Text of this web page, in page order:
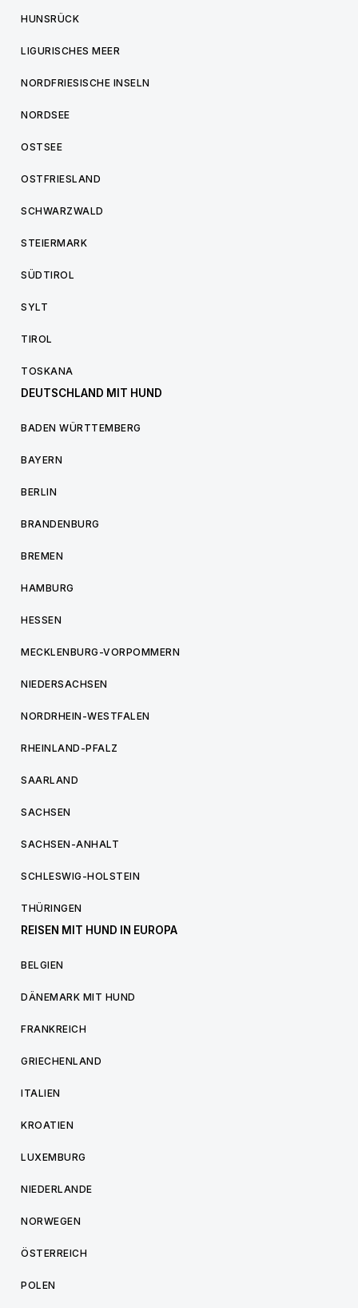
HUNSRÜCK
LIGURISCHES MEER
NORDFRIESISCHE INSELN
NORDSEE
OSTSEE
OSTFRIESLAND
SCHWARZWALD
STEIERMARK
SÜDTIROL
SYLT
TIROL
TOSKANA
DEUTSCHLAND MIT HUND
BADEN WÜRTTEMBERG
BAYERN
BERLIN
BRANDENBURG
BREMEN
HAMBURG
HESSEN
MECKLENBURG-VORPOMMERN
NIEDERSACHSEN
NORDRHEIN-WESTFALEN
RHEINLAND-PFALZ
SAARLAND
SACHSEN
SACHSEN-ANHALT
SCHLESWIG-HOLSTEIN
THÜRINGEN
REISEN MIT HUND IN EUROPA
BELGIEN
DÄNEMARK MIT HUND
FRANKREICH
GRIECHENLAND
ITALIEN
KROATIEN
LUXEMBURG
NIEDERLANDE
NORWEGEN
ÖSTERREICH
POLEN